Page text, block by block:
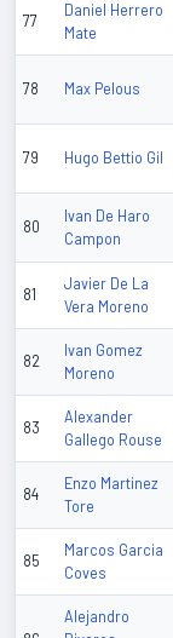
77
Daniel Herrero
Mate
78 Max Pelous
79 Hugo Bettio Gil
80
Ivan De Haro
Campon
81
Javier De La
Vera Moreno
82
Ivan Gomez
Moreno
83
Alexander
Gallego Rouse
84
Enzo Martinez
Tore
85
Marcos Garcia
Coves
Alejandro